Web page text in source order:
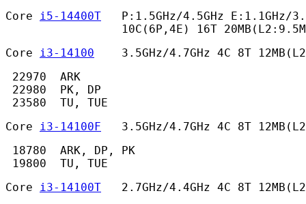
Core i5-14400T
P:1.5GHz/4.5GHz E:1.1GHz/
10C(6P,4E) 16T
Core i3-14100
3.5GHz/4.7GHz 4C 8T
22970  ARK
22980  PK, DP
23580  TU, TUE
Core i3-14100F
3.5GHz/4.7GHz 4C 8T
18780  ARK, DP, PK
19800  TU, TUE
Core i3-14100T
2.7GHz/4.4GHz 4C 8T